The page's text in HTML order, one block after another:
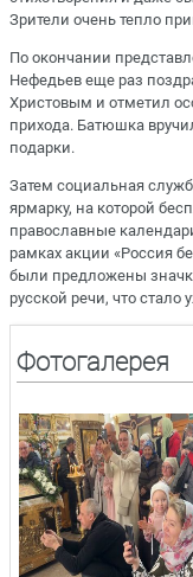
Зрители очень тепло
По окончании
Нефедьев еще раз
Христовым и отметил
прихода. Батюшка
подарки.
Затем социальная
ярмарку, на которой
православные
рамках акции «Россия
были предложены
русской речи, что
Фотогалерея